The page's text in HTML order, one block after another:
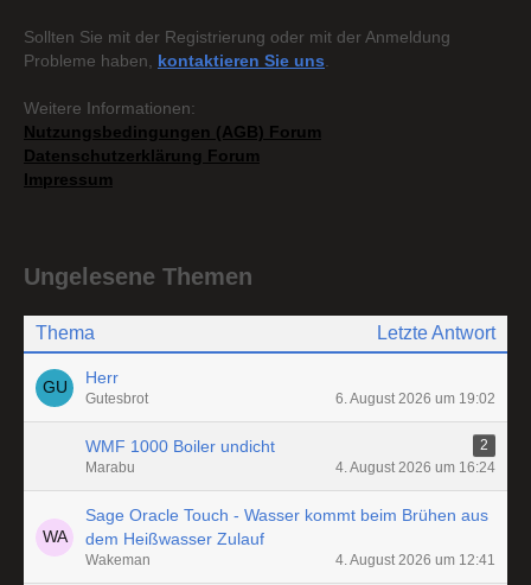
Sollten Sie mit der Registrierung oder mit der Anmeldung
Probleme haben, kontaktieren Sie uns
Weitere Informationen:
Nutzungsbedingungen (AGB) Forum
Datenschutzerklärung Forum
Impressum
Ungelesene Themen
Thema Letzte Antwort
Herr
Gutesbrot 6. August 2026 um 19:02
WMF 1000 Boiler undicht
2
Marabu
4. August 2026 um 16:24
Sage Oracle Touch - Wasser kommt beim Brühen aus
dem Heißwasser Zulauf
Wakeman 4. August 2026 um 12:41